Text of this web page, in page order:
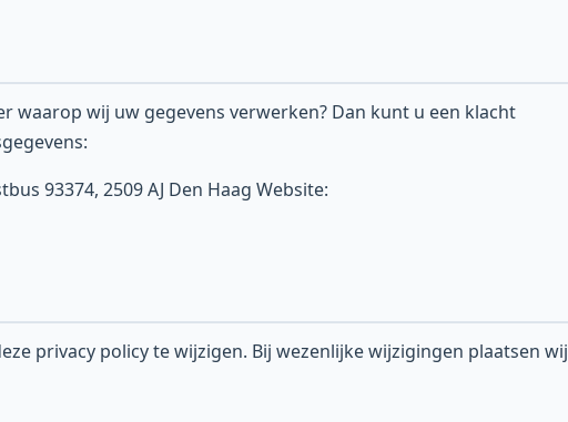
waarop wij uw gegevens verwerken? Dan kunt u een klacht
93374, 2509 AJ Den Haag Website:
privacy policy te wijzigen. Bij wezenlijke wijzigingen plaatsen wij